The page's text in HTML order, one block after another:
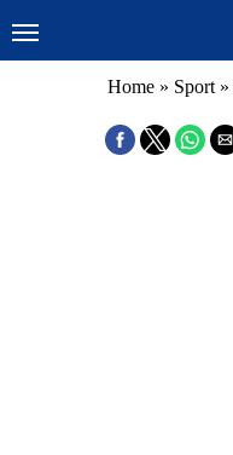
Home » Sport »